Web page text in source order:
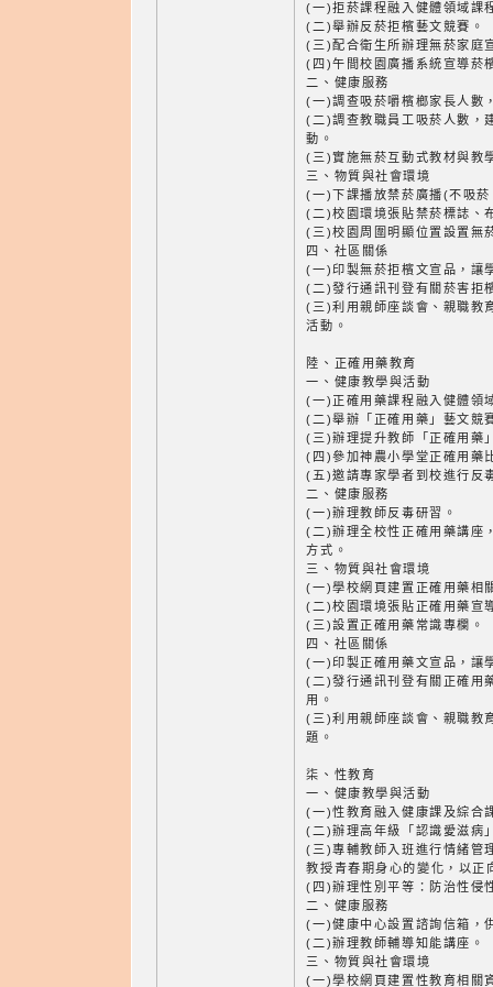
(一)拒菸課程融入健體領域課
(二)舉辦反菸拒檳藝文競賽。
(三)配合衛生所辦理無菸家庭
(四)午間校園廣播系統宣導菸
二、健康服務
(一)調查吸菸嚼檳榔家長人數
(二)調查教職員工吸菸人數，
動。
(三)實施無菸互動式教材與教
三、物質與社會環境
(一)下課播放禁菸廣播(不吸
(二)校園環境張貼禁菸標誌、
(三)校園周圍明顯位置設置無
四、社區關係
(一)印製無菸拒檳文宣品，讓
(二)發行通訊刊登有關菸害拒
(三)利用親師座談會、親職教
活動。
陸、正確用藥教育
一、健康教學與活動
(一)正確用藥課程融入健體領
(二)舉辦「正確用藥」藝文競
(三)辦理提升教師「正確用藥
(四)參加神農小學堂正確用藥
(五)邀請專家學者到校進行反
二、健康服務
(一)辦理教師反毒研習。
(二)辦理全校性正確用藥講座
方式。
三、物質與社會環境
(一)學校網頁建置正確用藥相
(二)校園環境張貼正確用藥宣
(三)設置正確用藥常識專欄。
四、社區關係
(一)印製正確用藥文宣品，讓
(二)發行通訊刊登有關正確用
用。
(三)利用親師座談會、親職教
題。
柒、性教育
一、健康教學與活動
(一)性教育融入健康課及綜合
(二)辦理高年級「認識愛滋病
(三)專輔教師入班進行情緒管
教授青春期身心的變化，以正
(四)辦理性別平等：防治性侵
二、健康服務
(一)健康中心設置諮詢信箱，
(二)辦理教師輔導知能講座。
三、物質與社會環境
(一)學校網頁建置性教育相關